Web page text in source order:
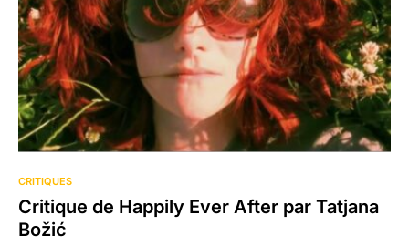
CRITIQUES
Critique de Happily Ever After par Tatjana
Božić